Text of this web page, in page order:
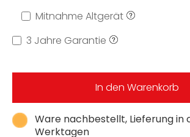
Ware nachbestellt, Lieferung in
Werktagen
Mitnahme Altgerät
3 Jahre Garantie
In den Warenkorb